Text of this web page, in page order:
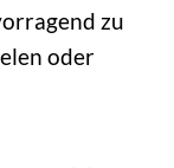
zu
oder